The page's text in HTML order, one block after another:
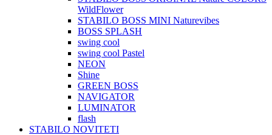
WildFlower
STABILO BOSS MINI Naturevibes
BOSS SPLASH
swing cool
swing cool Pastel
NEON
Shine
GREEN BOSS
NAVIGATOR
LUMINATOR
flash
STABILO NOVITETI